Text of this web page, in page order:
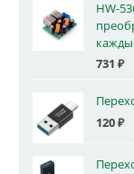
HW-
731 ₽
120₽